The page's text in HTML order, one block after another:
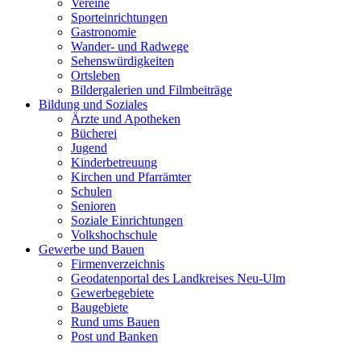
Vereine
Sporteinrichtungen
Gastronomie
Wander- und Radwege
Sehenswürdigkeiten
Ortsleben
Bildergalerien und Filmbeiträge
Bildung und Soziales
Ärzte und Apotheken
Bücherei
Jugend
Kinderbetreuung
Kirchen und Pfarrämter
Schulen
Senioren
Soziale Einrichtungen
Volkshochschule
Gewerbe und Bauen
Firmenverzeichnis
Geodatenportal des Landkreises Neu-Ulm
Gewerbegebiete
Baugebiete
Rund ums Bauen
Post und Banken